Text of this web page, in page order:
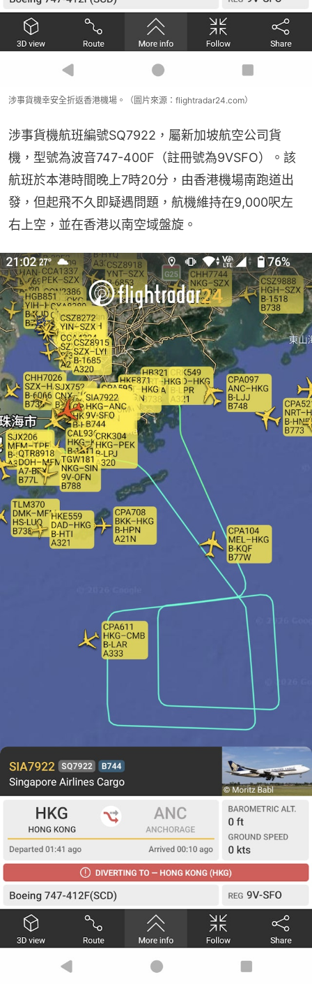
涉事貨機幸安全折返香港機場。（圖片來源：flightradar24.com）
涉事貨機航班編號SQ7922，屬新加坡航空公司貨
機，型號為波音747-400F（註冊號為9VSFO）。該
航班於本港時間晚上7時20分，由香港機場南跑道出
發，但起飛不久即疑遇問題，航機維持在9,000呎左
右上空，並在香港以南空域盤旋。